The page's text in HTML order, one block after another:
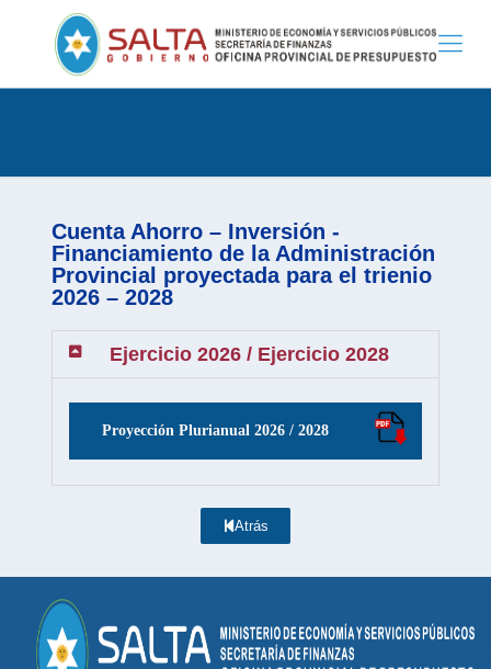
Cuenta Ahorro – Inversión -
Financiamiento de la Administración
Provincial proyectada para el trienio
2026 – 2028
Ejercicio 2026 / Ejercicio 2028
Proyección Plurianual 2026 / 2028
Atrás